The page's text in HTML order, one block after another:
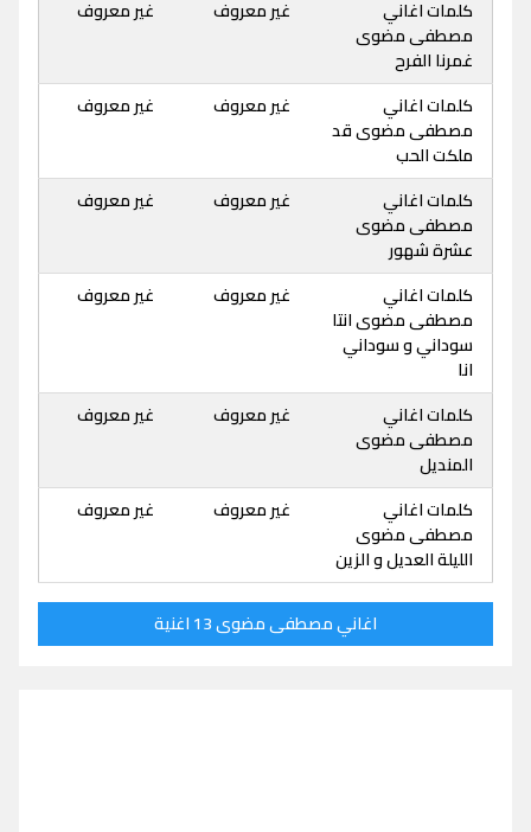
كلمات اغاني
مصطفى مضوى
غمرنا الفرح
غير معروف غير معروف
كلمات اغاني
مصطفى مضوى قد
ملكت الحب
غير معروف غير معروف
كلمات اغاني
مصطفى مضوى
عشرة شهور
غير معروف غير معروف
كلمات اغاني
مصطفى مضوى انتا
سوداني و سوداني
انا
غير معروف غير معروف
كلمات اغاني
مصطفى مضوى
المنديل
غير معروف غير معروف
كلمات اغاني
مصطفى مضوى
الليلة العديل و الزين
غير معروف غير معروف
اغاني مصطفى مضوى 13 اغنية